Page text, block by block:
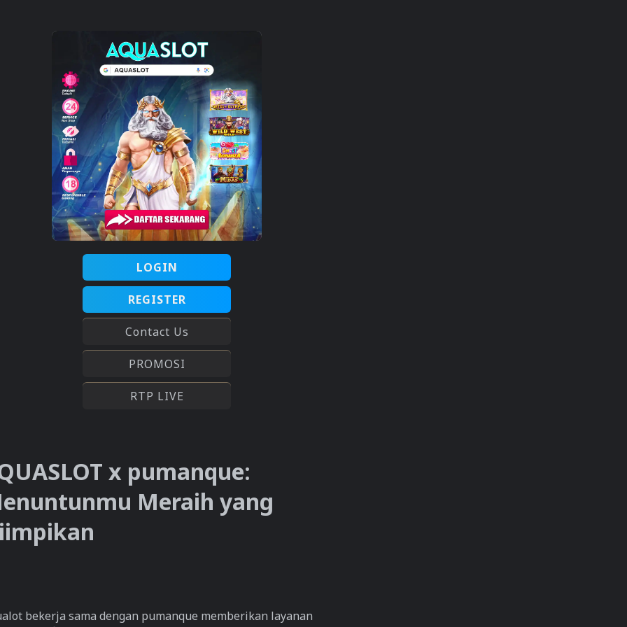
LOGIN
REGISTER
Contact Us
PROMOSI
RTP LIVE
x pumanque:
Meraih yang
bekerja sama dengan pumanque memberikan layanan